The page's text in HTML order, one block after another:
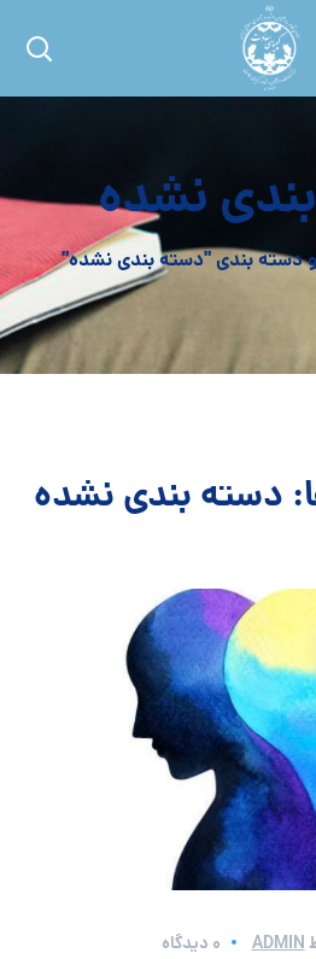
نشده
دسته بندی "دسته بندی نشده"
دسته بندی نشده
ADMIN 0 دیدگاه